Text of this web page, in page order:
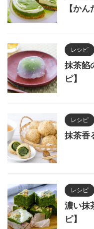
【かん
レシピ
抹茶餡
ピ】
レシピ
抹茶香
レシピ
濃い抹
ピ】